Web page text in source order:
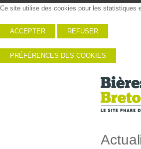
Ce site utilise des cookies pour les statistiques
ACCEPTER REFUSER
PRÉFÉRENCES DES COOKIES